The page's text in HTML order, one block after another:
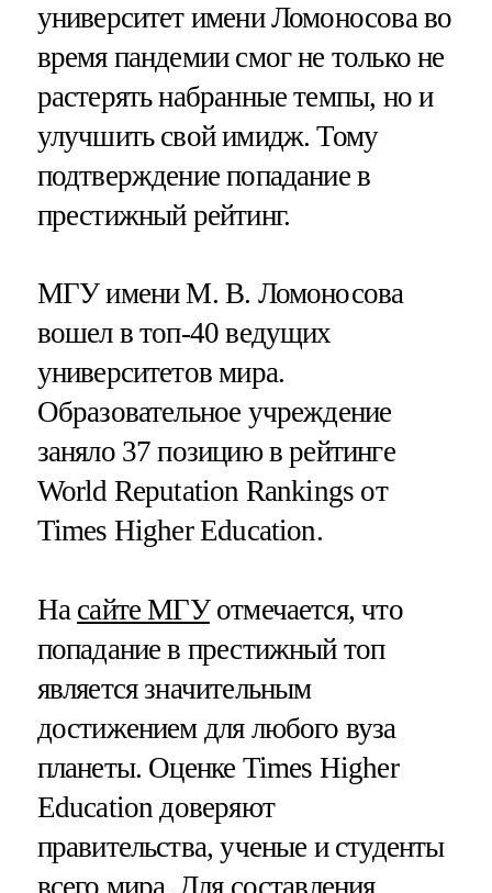
университет имени Ломоносова во
время пандемии смог не только не
растерять набранные темпы, но и
улучшить свой имидж. Тому
подтверждение попадание в
престижный рейтинг.
МГУ имени М. В. Ломоносова
вошел в топ-40 ведущих
университетов мира.
Образовательное учреждение
заняло 37 позицию в рейтинге
World Reputation Rankings от
Times Higher Education.
На сайте МГУотмечается, что
попадание в престижный топ
является значительным
достижением для любого вуза
планеты. Оценке Times Higher
Education доверяют
правительства, ученые и студенты
всего мира. Для составления